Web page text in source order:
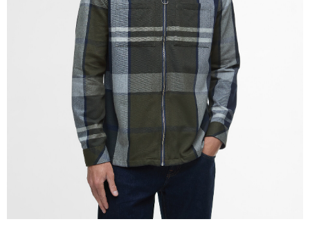
易，需依本服務之必要範圍內提供個人資料，並將交易相關給付款項請求債
權轉讓予恩沛科技股份有限公司。
２．關於個人資料處理事宜，請瀏覽以下網址：
https://aftee.tw/terms/#terms3
３．未成年的使用者請事先徵得法定代理人或監護人之同意方可使用
「AFTEE先享後付」，若未經同意申辦者引起之損失，本公司不負相關責
４．使用「AFTEE先享後付」時，將依據個別帳號之用戶狀況，依本公司即
時審查核予不同之上限額度；若仍有額度不足之情形，本公司將視審查結果
請求用戶進行身份認證。
５．嚴禁一人註冊多個帳號或使用他人資訊註冊。若發現惡意使用之情形，
恩沛科技股份有限公司將有權停止該用戶之使用額度並採取法律行動。